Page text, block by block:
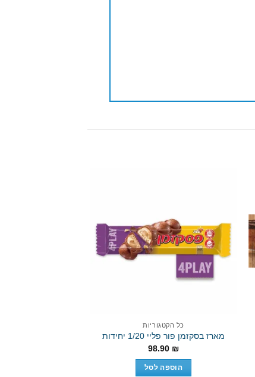
כל הקטגוריות
מארז בסקזמן פור פליי 1/20 יחידות
98.90 ₪
הוספה לסל